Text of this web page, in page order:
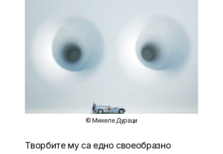
© Микеле Дураци
Творбите му са едно своеобразно